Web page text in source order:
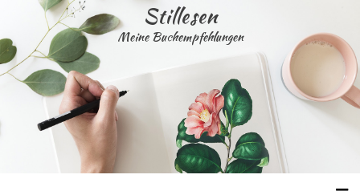
content
Stillesen
Meine Buchempfehlungen